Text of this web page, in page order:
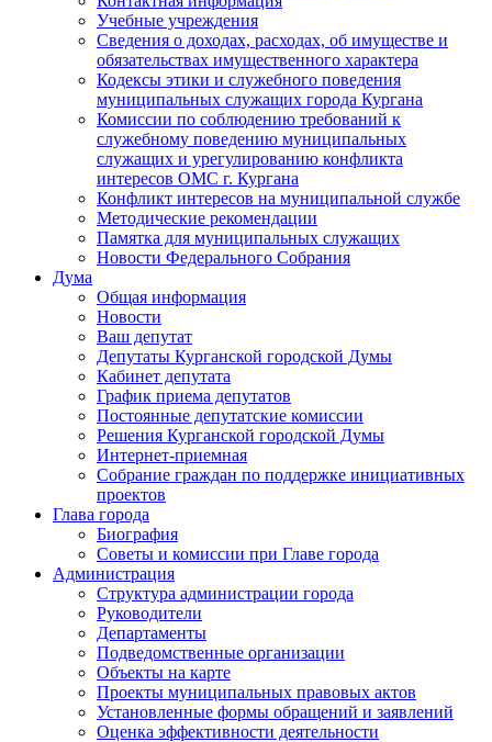
Учебные учреждения
Сведения о доходах, расходах, об имуществе и
обязательствах имущественного характера
Кодексы этики и служебного поведения
муниципальных служащих города Кургана
Комиссии по соблюдению требований к
служебному поведению муниципальных
служащих и урегулированию конфликта
интересов ОМС г. Кургана
Конфликт интересов на муниципальной службе
Методические рекомендации
Памятка для муниципальных служащих
Новости Федерального Cобрания
Дума
Общая информация
Новости
Ваш депутат
Депутаты Курганской городской Думы
Кабинет депутата
График приема депутатов
Постоянные депутатские комиссии
Решения Курганской городской Думы
Интернет-приемная
Собрание граждан по поддержке инициативных
проектов
Глава города
Биография
Советы и комиссии при Главе города
Администрация
Структура администрации города
Руководители
Департаменты
Подведомственные организации
Объекты на карте
Проекты муниципальных правовых актов
Установленные формы обращений и заявлений
Оценка эффективности деятельности